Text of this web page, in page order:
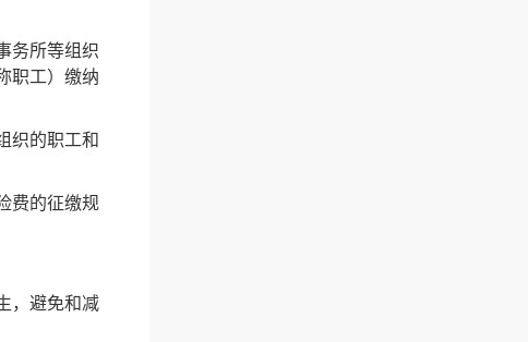
务所等组织
职工）缴纳
织的职工和
费的征缴规
，避免和减